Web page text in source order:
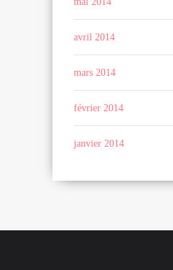
avril 2014
mars 2014
février 2014
janvier 2014